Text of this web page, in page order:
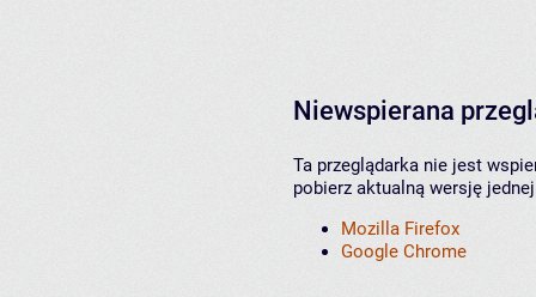
Niewspierana
Ta przeglądarka nie jest
pobierz aktualną wersję
Mozilla Firefox
Google Chrome